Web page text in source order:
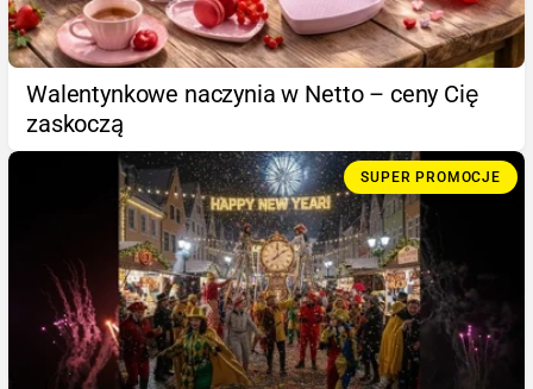
Walentynkowe naczynia w Netto – ceny Cię
zaskoczą
SUPER PROMOCJE